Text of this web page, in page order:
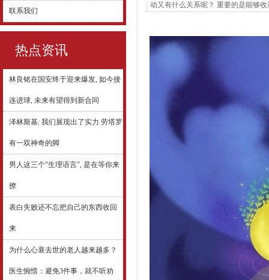
联系我们
热点资讯
林良铭在国安终于迎来爆发, 如今接
连进球, 未来有望得到新合同
泽林斯基: 我们展现出了实力 劳塔罗
有一双神奇的脚
男人这三个“生理语言”, 是在等你来
撩
表白失败还不忘把自己的东西收回
来
为什么心衰去世的老人越来越多？
医生惋惜：避免3件事，就不听劝
动又有什么关系呢？ 重要的是能够
身体往往比...